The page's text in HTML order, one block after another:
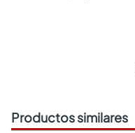
Productos similares